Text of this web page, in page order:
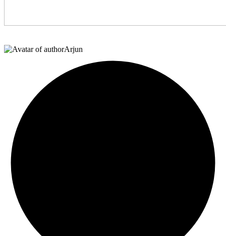
Arjun